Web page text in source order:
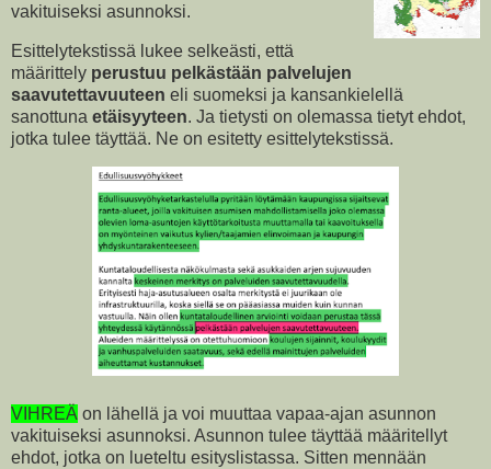
vakituiseksi asunnoksi.
Esittelytekstissä lukee selkeästi, että
määrittely perustuu pelkästään palvelujen
saavutettavuuteen eli suomeksi ja kansankielellä
sanottuna etäisyyteen. Ja tietysti on olemassa tietyt ehdot,
jotka tulee täyttää. Ne on esitetty esittelytekstissä.
VIHREÄ on lähellä ja voi muuttaa vapaa-ajan asunnon
vakituiseksi asunnoksi. Asunnon tulee täyttää määritellyt
ehdot, jotka on lueteltu esityslistassa. Sitten mennään